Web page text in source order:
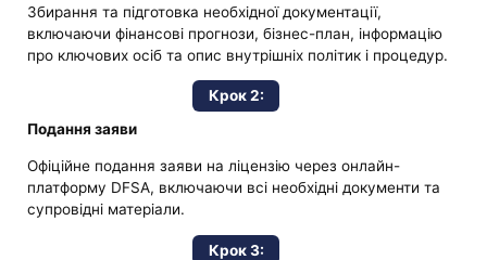
Збирання та підготовка необхідної документації,
включаючи фінансові прогнози, бізнес-план, інформацію
про ключових осіб та опис внутрішніх політик і процедур.
Крок 2:
Подання заяви
Офіційне подання заяви на ліцензію через онлайн-
платформу DFSA, включаючи всі необхідні документи та
супровідні матеріали.
Крок 3: